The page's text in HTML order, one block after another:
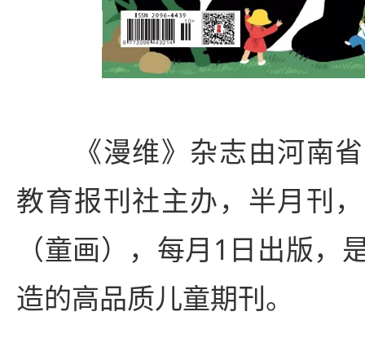
《漫维》杂志由河南省
教育报刊社主办，半月刊
（童画），每月1日出版，
造的高品质儿童期刊。